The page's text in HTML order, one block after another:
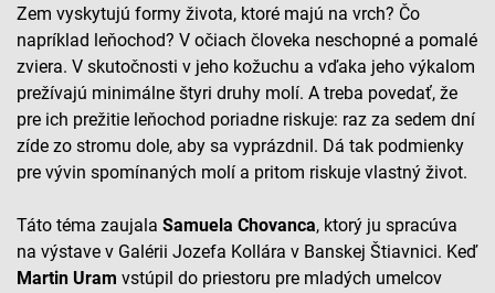
Zem vyskytujú formy života, ktoré majú na vrch? Čo
napríklad leňochod? V očiach človeka neschopné a pomalé
zviera. V skutočnosti v jeho kožuchu a vďaka jeho výkalom
prežívajú minimálne štyri druhy molí. A treba povedať, že
pre ich prežitie leňochod poriadne riskuje: raz za sedem dní
zíde zo stromu dole, aby sa vyprázdnil. Dá tak podmienky
pre vývin spomínaných molí a pritom riskuje vlastný život.
Táto téma zaujala Samuela Chovanca, ktorý ju spracúva
na výstave v Galérii Jozefa Kollára v Banskej Štiavnici. Keď
Martin Uram vstúpil do priestoru pre mladých umelcov